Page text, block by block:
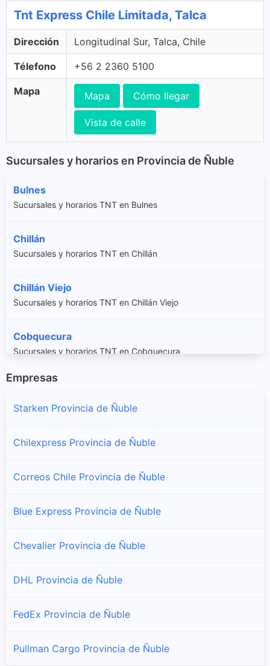
Tnt Express Chile Limitada, Talca
Dirección Longitudinal Sur, Talca, Chile
Télefono +56 2 2360 5100
Mapa Mapa Cómo llegar
Vista de calle
Sucursales y horarios en Provincia de Ñuble
Bulnes
Sucursales y horarios TNT en Bulnes
Chillán
Sucursales y horarios TNT en Chillán
Chillán Viejo
Sucursales y horarios TNT en Chillán Viejo
Cobquecura
Sucursales y horarios TNT en Cobquecura
Coelemu
Sucursales y horarios TNT en Coihueco
El Carmen
Sucursales y horarios TNT en Ninhue
Niquén
Sucursales y horarios TNT en Pemuco
Empresas
Starken Provincia de Ñuble
Chilexpress Provincia de Ñuble
Correos Chile Provincia de Ñuble
Blue Express Provincia de Ñuble
Chevalier Provincia de Ñuble
DHL Provincia de Ñuble
FedEx Provincia de Ñuble
Pullman Cargo Provincia de Ñuble